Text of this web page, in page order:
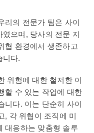
리의 전문가 팀은 사이
으며, 당사의 전문 지
협 환경에서 생존하고
니다.
위험에 대한 철저한 이
할 수 있는 작업에 대한
니다. 이는 단순히 사이
, 각 위협이 조직에 미
대응하는 맞춤형 솔루